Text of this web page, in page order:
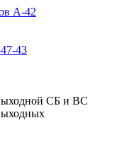
43
СБ и ВС